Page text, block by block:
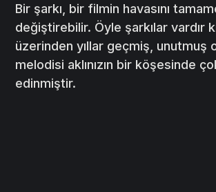
Bir şarkı, bir filmin havasını
değiştirebilir. Öyle şarkılar vardır
üzerinden yıllar geçmiş, unutmuş
melodisi aklınızın bir köşesinde
edinmiştir.